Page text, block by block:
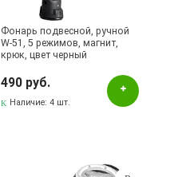
Фонарь подвесной, ручной
W-51, 5 режимов, магнит,
крюк, цвет черный
490 руб.
Наличие:4 шт.